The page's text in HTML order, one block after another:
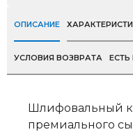
ОПИСАНИЕ
УСЛОВИЯ ВОЗВРАТА
Шлифовальный
премиального